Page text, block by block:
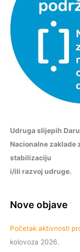
Udruga slijepih
Nacionalne zaklade
stabilizaciju
i/ili razvoj udruge.
Nove objave
Početak aktivnosti
kolovoza 2026.